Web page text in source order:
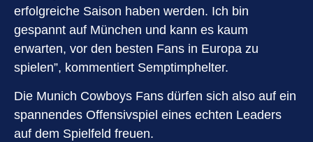
erfolgreiche Saison haben werden. Ich bin
gespannt auf München und kann es kaum
erwarten, vor den besten Fans in Europa zu
spielen”, kommentiert Semptimphelter.
Die Munich Cowboys Fans dürfen sich also auf ein
spannendes Offensivspiel eines echten Leaders
auf dem Spielfeld freuen.